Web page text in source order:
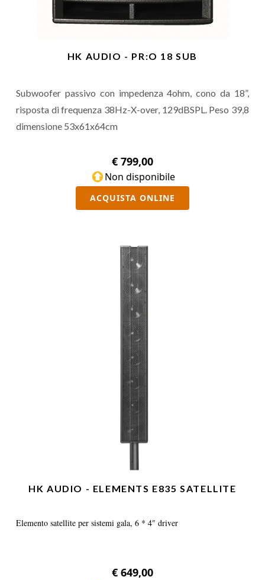
HK AUDIO - PR:O 18 SUB
Subwoofer passivo con impedenza 4ohm, cono da 18”,
risposta di frequenza 38Hz-X-over, 129dBSPL. Peso 39,8
dimensione 53x61x64cm
€ 799,00
Non disponibile
ACQUISTA ONLINE
HK AUDIO - ELEMENTS E835 SATELLITE
Elemento satellite per sistemi gala, 6 * 4" driver
€ 649,00